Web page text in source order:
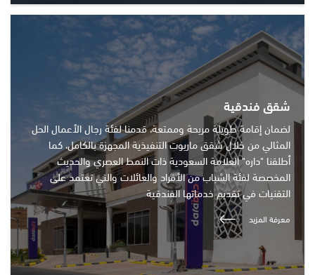
شقق فندقية
لضمان إقامة طويلة مريحة وممتعة، قدمنا لفئة رجال الأعمال الحل
المثالي من خلال شقق ماريوت التنفيذية المجهزة بالكامل، كما
أطلقنا "داره" العلامة السعودية ذات النمط العصري والحديث
المخصصة لفئة الشباب من الأفراد والعائلات والتي تعتمد على
التقنيات في تقديم خدماتها الفندقية
معرفة المزيد